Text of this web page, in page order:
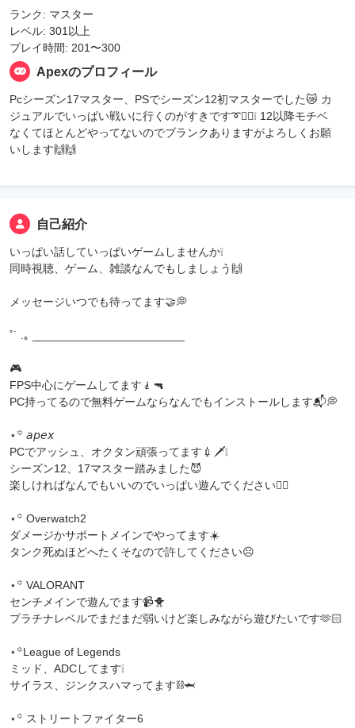
ランク: マスター
レベル: 301以上
プレイ時間: 201〜300
Apexのプロフィール
Pcシーズン17マスター、PSでシーズン12初マスターでした😿 カ
ジュアルでいっぱい戦いに行くのがすきです➰🏃‍♀️❕ 12以降モチベ
なくてほとんどやってないのでブランクありますがよろしくお願
いします🙌🙌
自己紹介
いっぱい話していっぱいゲームしませんか❕
同時視聴、ゲーム、雑談なんでもしましょう🙌
メッセージいつでも待ってます🤝💭
˚˙ .｡ ________________________
🎮
FPS中心にゲームしてます🧎🔫
PC持ってるので無料ゲームならなんでもインストールします📬💭
⋆꙳ 𝘢𝘱𝘦𝘹
PCでアッシュ、オクタン頑張ってます💉🗡️❕
シーズン12、17マスター踏みました😈
楽しければなんでもいいのでいっぱい遊んでください✊🏻
⋆꙳ Overwatch2
ダメージかサポートメインでやってます☀️
タンク死ぬほどへたくそなので許してください☹️
⋆꙳ VALORANT
センチメインで遊んでます📹🐥
プラチナレベルでまだまだ弱いけど楽しみながら遊びたいです🫶🏻
⋆꙳League of Legends
ミッド、ADCしてます❕
サイラス、ジンクスハマってます⛓️🦈
⋆꙳ ストリートファイター6